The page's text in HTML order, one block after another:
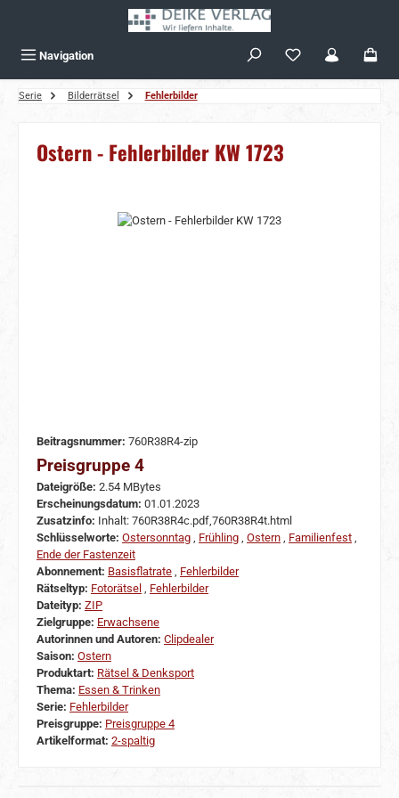
Navigation
Serie Bilderrätsel Fehlerbilder
Ostern - Fehlerbilder KW 1723
Bildergalerie überspringen
Beitragsnummer: 760R38R4-zip
Preisgruppe 4
Dateigröße: 2.54 MBytes
Erscheinungsdatum: 01.01.2023
Zusatzinfo: Inhalt: 760R38R4c.pdf,760R38R4t.html
Schlüsselworte: Ostersonntag Frühling Ostern Familienfest
Ende der Fastenzeit
Abonnement: Basisflatrate
Fehlerbilder
Rätseltyp: Fotorätsel
Fehlerbilder
Dateityp: ZIP
Zielgruppe: Erwachsene
Autorinnen und Autoren: Clipdealer
Saison: Ostern
Produktart: Rätsel & Denksport
Thema: Essen & Trinken
Serie: Fehlerbilder
Preisgruppe: Preisgruppe 4
Artikelformat: 2-spaltig